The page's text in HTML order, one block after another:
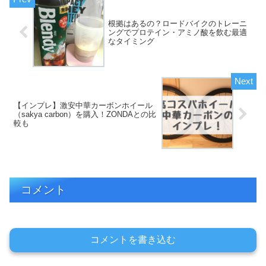
根拠はあるの？ロードバイクのトレーニ
ングでプロテイン・アミノ酸を飲む最適
なタイミング
【インプレ】激安中華カーボンホイール
（sakya carbon）を購入！ZONDAとの比
較も
コメント
コメントを書き込む